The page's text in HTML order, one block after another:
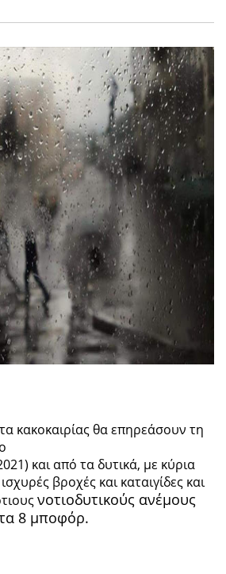
κακοκαιρίας θα επηρεάσουν τη
και από τα δυτικά, με κύρια
βροχές και καταιγίδες και
νοτιοδυτικούς ανέμους
8 μποφόρ.